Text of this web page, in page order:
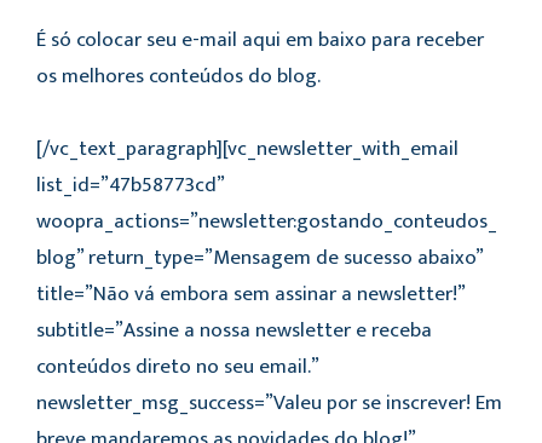
É só colocar seu e-mail aqui em baixo para receber
os melhores conteúdos do blog.
[/vc_text_paragraph][vc_newsletter_with_email
list_id=”47b58773cd”
woopra_actions=”newsletter:gostando_conteudos_
blog” return_type=”Mensagem de sucesso abaixo”
title=”Não vá embora sem assinar a newsletter!”
subtitle=”Assine a nossa newsletter e receba
conteúdos direto no seu email.”
newsletter_msg_success=”Valeu por se inscrever! Em